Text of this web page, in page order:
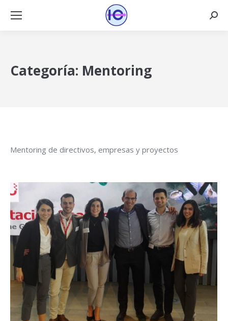
Categoría: Mentoring
Mentoring de directivos, empresas y proyectos